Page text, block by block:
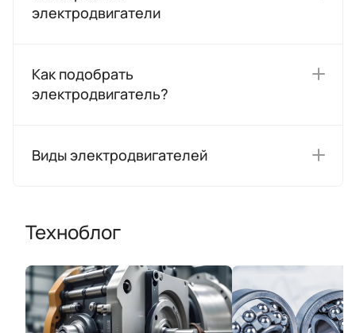
электродвигатели
Как подобрать
электродвигатель?
Виды электродвигателей
Техноблог